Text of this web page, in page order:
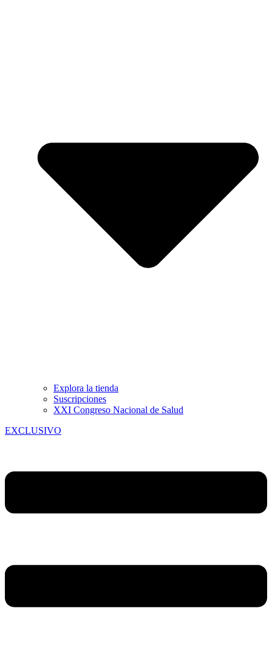
Explora la tienda
Suscripciones
XXI Congreso Nacional de Salud
EXCLUSIVO